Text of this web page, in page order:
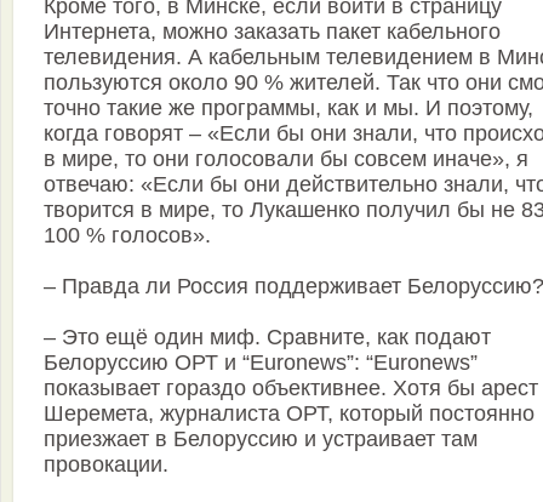
Кроме того, в Минске, если войти в страницу
Интернета, можно заказать пакет кабельного
телевидения. А кабельным телевидением в
пользуются около 90 % жителей. Так что они
точно такие же программы, как и мы. И поэтому,
когда говорят – «Если бы они знали, что
в мире, то они голосовали бы совсем иначе», я
отвечаю: «Если бы они действительно знали,
творится в мире, то Лукашенко получил бы не
100 % голосов».
– Правда ли Россия поддерживает Белоруссию?
– Это ещё один миф. Сравните, как подают
Белоруссию ОРТ и “Euronews”: “Euronews”
показывает гораздо объективнее. Хотя бы арест
Шеремета, журналиста ОРТ, который постоянно
приезжает в Белоруссию и устраивает там
провокации.